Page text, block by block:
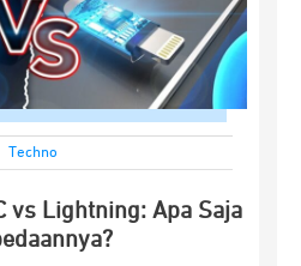
Techno
vs Lightning: Apa Saja